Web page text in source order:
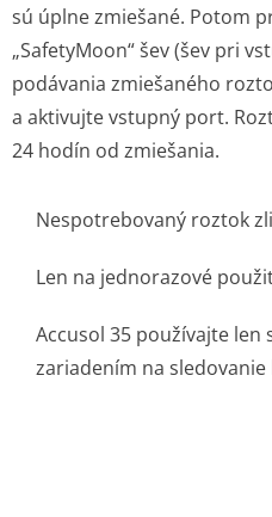
sú úplne zmiešané. Potom
„SafetyMoon“ šev (šev pri
podávania zmiešaného
a aktivujte vstupný port.
24 hodín od zmiešania.
Nespotrebovaný roztok
Len na jednorazové
Accusol 35 používajte len
zariadením na sledovanie